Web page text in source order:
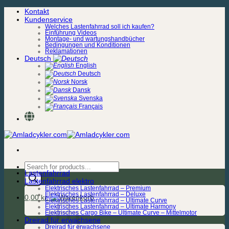
Zum
Inhalt
Kontakt
Kundenservice
Welches Lastenfahrrad soll ich kaufen?
Einführung Videos
Montage- und wartungshandbücher
Bedingungen und Konditionen
Reklamationen
Deutsch
English
Deutsch
Norsk
Dansk
Svenska
Français
Products
search
0,00kr.
Lastenfahrrad
Lastenfahrrad elektro
Elektrisches Lastenfahrrad – Premium
Elektrisches Lastenfahrrad – Deluxe
Elektrisches Lastenfahrrad – Ultimate Curve
Elektrisches Lastenfahrrad – Ultimate Harmony
Elektrisches Cargo Bike – Ultimate Curve – Mittelmotor
Dreirad für erwachsene
Dreirad für erwachsene